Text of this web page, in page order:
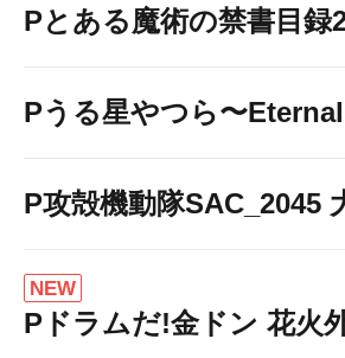
Pとある魔術の禁書目録
Pうる星やつら〜
P攻殻機動隊SAC_2045
NEW
Pドラムだ!金ドン 花火